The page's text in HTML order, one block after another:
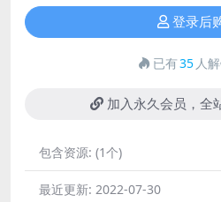
登录后
已有35 人
加入永久会员，全
包含资源: (1个)
最近更新: 2022-07-30